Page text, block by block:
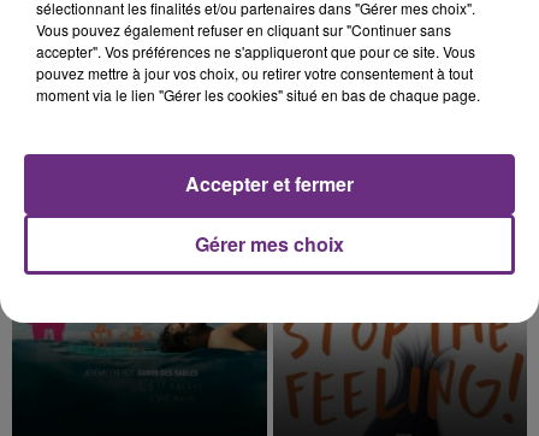
I Just Might
14h20
14h20
sélectionnant les finalités et/ou partenaires dans "Gérer mes choix".
Vous pouvez également refuser en cliquant sur "Continuer sans
accepter". Vos préférences ne s'appliqueront que pour ce site. Vous
pouvez mettre à jour vos choix, ou retirer votre consentement à tout
moment via le lien "Gérer les cookies" situé en bas de chaque page.
Gérer mes choix
Accepter et fermer